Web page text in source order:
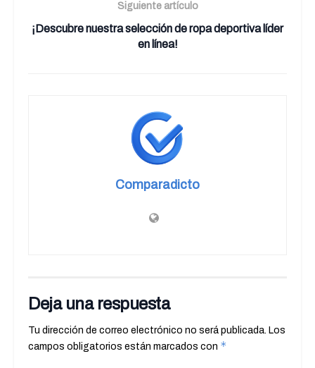
Siguiente artículo
¡Descubre nuestra selección de ropa deportiva líder
en línea!
Comparadicto
Deja una respuesta
Tu dirección de correo electrónico no será publicada. Los
campos obligatorios están marcados con *